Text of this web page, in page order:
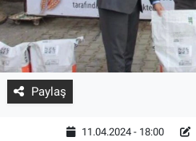
Paylaş
11.04.2024 - 18:00